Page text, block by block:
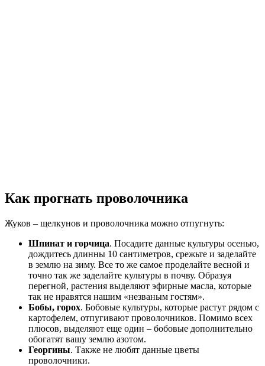
Как прогнать проволочника
Жуков – щелкунов и проволочника можно отпугнуть:
Шпинат и горчица. Посадите данные культуры осенью,
дождитесь длинны 10 сантиметров, срежьте и заделайте
в землю на зиму. Все то же самое проделайте весной и
точно так же заделайте культуры в почву. Образуя
перегной, растения выделяют эфирные масла, которые
так не нравятся нашим «незваным гостям».
Бобы, горох. Бобовые культуры, которые растут рядом с
картофелем, отпугивают проволочников. Помимо всех
плюсов, выделяют еще один – бобовые дополнительно
обогатят вашу землю азотом.
Георгины. Также не любят данные цветы
проволочники.